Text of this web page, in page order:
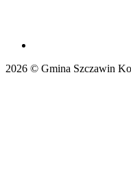
2026 © Gmina Szczawin